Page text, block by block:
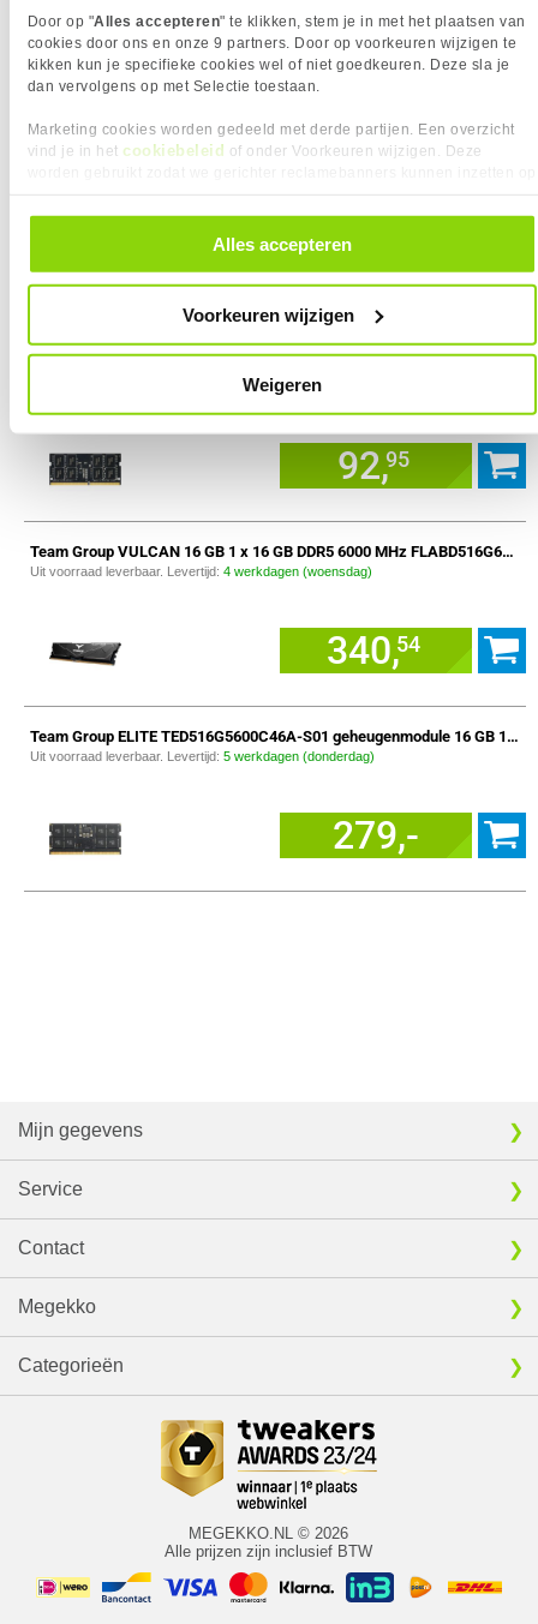
Door op "Alles accepteren" te klikken, stem je in met het plaatsen van
cookies door ons en onze 9 partners. Door op voorkeuren wijzigen te
kikken kun je specifieke cookies wel of niet goedkeuren. Deze sla je
dan vervolgens op met Selectie toestaan.
Marketing cookies worden gedeeld met derde partijen. Een overzicht
vind je in het cookiebeleid of onder Voorkeuren wijzigen. Deze
alle cookies. Je kunt je gegeven toestemming altijd intrekken, dit doe je
door in de footer van onze website te klikken op ‘Cookievoorkeuren’
Alles accepteren
Voorkeuren wijzigen
Weigeren
Uit voorraad leverbaar. Levertijd:4 werkdagen (woensdag)
144,95
5 werkdagen (donderdag)
92,95
Team Group VULCAN 16 GB 1 x 16 GB DDR5 6000 MHz FLABD516G6000HC3001 geheugenmodule
Uit voorraad leverbaar. Levertijd: 4 werkdagen (woensdag)
340,54
Team Group ELITE TED516G5600C46A-S01 geheugenmodule 16 GB 1 x 16 GB DDR5 5600 MHz
Uit voorraad leverbaar. Levertijd: 5 werkdagen (donderdag)
279,-
Mijn gegevens
Service
Contact
Megekko
Categorieën
MEGEKKO.NL © 2026
Alle prijzen zijn inclusief BTW